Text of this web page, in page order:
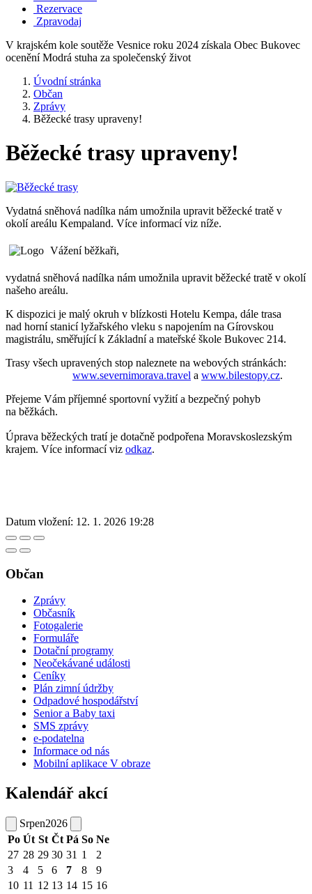
Rezervace
Zpravodaj
V krajském kole soutěže Vesnice roku 2024 získala Obec Bukovec
ocenění Modrá stuha za společenský život
Úvodní stránka
Občan
Zprávy
Běžecké trasy upraveny!
Běžecké trasy upraveny!
Vydatná sněhová nadílka nám umožnila upravit běžecké tratě v
okolí areálu Kempaland. Více informací viz níže.
Vážení běžkaři,
vydatná sněhová nadílka nám umožnila upravit běžecké tratě v okolí
našeho areálu.
K dispozici je malý okruh v blízkosti Hotelu Kempa, dále trasa
nad horní stanicí lyžařského vleku s napojením na Gírovskou
magistrálu, směřující k Základní a mateřské škole Bukovec 214.
Trasy všech upravených stop naleznete na webových stránkách:
www.severnimorava.travel a www.bilestopy.cz.
Přejeme Vám příjemné sportovní vyžití a bezpečný pohyb
na běžkách.
Úprava běžeckých tratí je dotačně podpořena Moravskoslezským
krajem. Více informací viz odkaz.
Datum vložení: 12. 1. 2026 19:28
Občan
Zprávy
Občasník
Fotogalerie
Formuláře
Dotační programy
Neočekávané události
Ceníky
Plán zimní údržby
Odpadové hospodářství
Senior a Baby taxi
SMS zprávy
e-podatelna
Informace od nás
Mobilní aplikace V obraze
Kalendář akcí
Srpen2026
Po Út St Čt Pá So Ne
27 28 29 30 31 1
2
3
4 5 6 7 8
9
10 11 12 13 14 15 16